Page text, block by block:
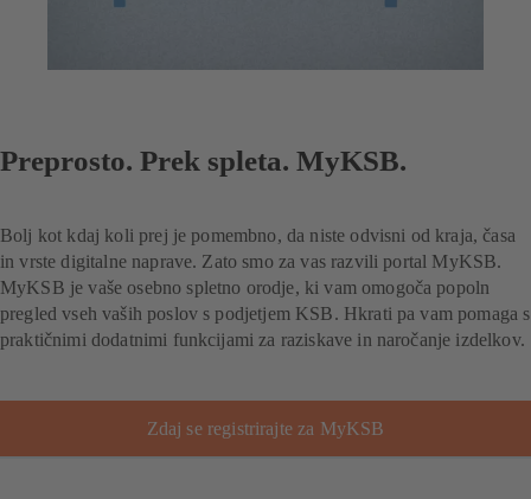
Preprosto. Prek spleta. MyKSB.
Bolj kot kdaj koli prej je pomembno, da niste odvisni od kraja, časa
in vrste digitalne naprave. Zato smo za vas razvili portal MyKSB.
MyKSB je vaše osebno spletno orodje, ki vam omogoča popoln
pregled vseh vaših poslov s podjetjem KSB. Hkrati pa vam pomaga s
praktičnimi dodatnimi funkcijami za raziskave in naročanje izdelkov.
Zdaj se registrirajte za MyKSB